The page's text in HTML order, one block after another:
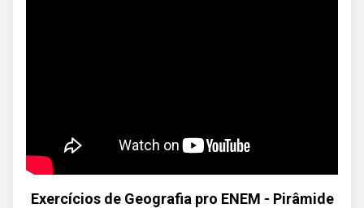
Exercícios de Geografia pro ENEM - Pirâmide